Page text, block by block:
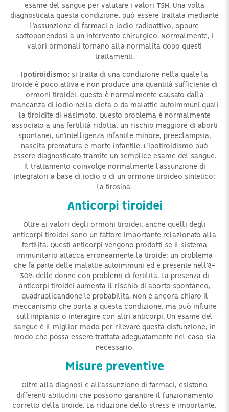
esame del sangue per valutare i valori TSH. Una volta
diagnosticata questa condizione, può essere trattata mediante
l’assunzione di farmaci o iodio radioattivo, oppure
sottoponendosi a un intervento chirurgico. Normalmente, i
valori ormonali tornano alla normalità dopo questi
trattamenti.
Ipotiroidismo: si tratta di una condizione nella quale la
tiroide è poco attiva e non produce una quantità sufficiente di
ormoni tiroidei. Questo è normalmente causato dalla
mancanza di iodio nella dieta o da malattie autoimmuni quali
la tiroidite di Hasimoto. Questo problema è normalmente
associato a una fertilità ridotta, un rischio maggiore di aborti
spontanei, un’intelligenza infantile minore, preeclampsia,
nascita prematura e morte infantile. L’ipotiroidismo può
essere diagnosticato tramite un semplice esame del sangue.
Il trattamento coinvolge normalmente l’assunzione di
integratori a base di iodio o di un ormone tiroideo sintetico:
la tirosina.
Anticorpi tiroidei
Oltre ai valori degli ormoni tiroidei, anche quelli degli
anticorpi tiroidei sono un fattore importante relazionato alla
fertilità. Questi anticorpi vengono prodotti se il sistema
immunitario attacca erroneamente la tiroide: un problema
che fa parte delle malattie autoimmuni ed è presente nell’8-
30% delle donne con problemi di fertilità. La presenza di
anticorpi tiroidei aumenta il rischio di aborto spontaneo,
quadruplicandone le probabilità. Non è ancora chiaro il
meccanismo che porta a questa condizione, ma può influire
sull’impianto o interagire con altri anticorpi. Un esame del
sangue è il miglior modo per rilevare questa disfunzione, in
modo che possa essere trattata adeguatamente nel caso sia
necessario.
Misure preventive
Oltre alla diagnosi e all’assunzione di farmaci, esistono
differenti abitudini che possono garantire il funzionamento
corretto della tiroide. La riduzione dello stress è importante,